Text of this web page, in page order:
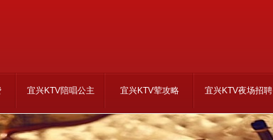
宜兴KTV陪唱公主 宜兴KTV荤攻略 宜兴KTV夜场招聘